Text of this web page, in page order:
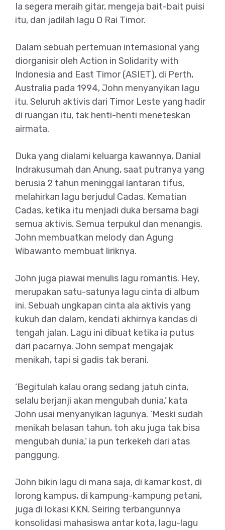
Ia segera meraih gitar, mengeja bait-bait puisi
itu, dan jadilah lagu O Rai Timor.
Dalam sebuah pertemuan internasional yang
diorganisir oleh Action in Solidarity with
Indonesia and East Timor (ASIET), di Perth,
Australia pada 1994, John menyanyikan lagu
itu. Seluruh aktivis dari Timor Leste yang hadir
di ruangan itu, tak henti-henti meneteskan
airmata.
Duka yang dialami keluarga kawannya, Danial
Indrakusumah dan Anung, saat putranya yang
berusia 2 tahun meninggal lantaran tifus,
melahirkan lagu berjudul Cadas. Kematian
Cadas, ketika itu menjadi duka bersama bagi
semua aktivis. Semua terpukul dan menangis.
John membuatkan melody dan Agung
Wibawanto membuat liriknya.
John juga piawai menulis lagu romantis. Hey,
merupakan satu-satunya lagu cinta di album
ini. Sebuah ungkapan cinta ala aktivis yang
kukuh dan dalam, kendati akhirnya kandas di
tengah jalan. Lagu ini dibuat ketika ia putus
dari pacarnya. John sempat mengajak
menikah, tapi si gadis tak berani.
‘Begitulah kalau orang sedang jatuh cinta,
selalu berjanji akan mengubah dunia,’ kata
John usai menyanyikan lagunya. ‘Meski sudah
menikah belasan tahun, toh aku juga tak bisa
mengubah dunia,’ ia pun terkekeh dari atas
panggung.
John bikin lagu di mana saja, di kamar kost, di
lorong kampus, di kampung-kampung petani,
juga di lokasi KKN. Seiring terbangunnya
konsolidasi mahasiswa antar kota, lagu-lagu